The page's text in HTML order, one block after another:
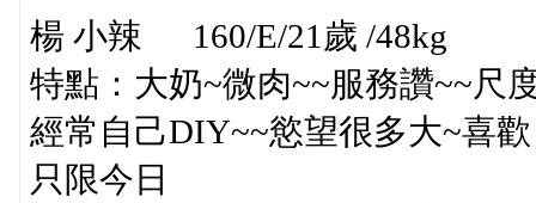
楊 小辣 160/E/21歲 /48kg
特點：大奶~微肉~~服務讚~~尺
經常自己DIY~~慾望很多大~喜
只限今日